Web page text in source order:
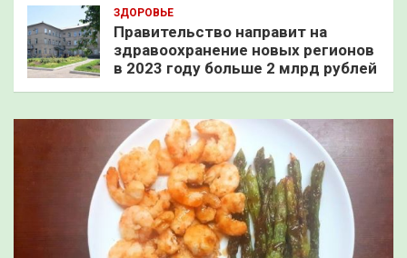
ЗДОРОВЬЕ
Правительство направит на
здравоохранение новых регионов
в 2023 году больше 2 млрд рублей